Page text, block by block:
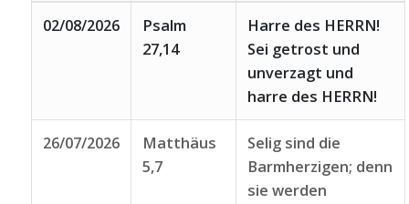
02/08/2026
Psalm
27,14
Harre des HERRN!
Sei getrost und
unverzagt und
harre des HERRN!
26/07/2026
Matthäus
5,7
Selig sind die
Barmherzigen; denn
sie werden